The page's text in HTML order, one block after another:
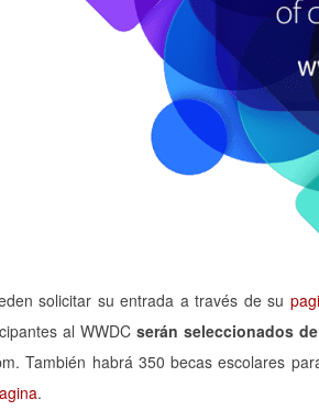
solicitar su entrada a través de su
al WWDC serán seleccionados
También habrá 350 becas escolares
.